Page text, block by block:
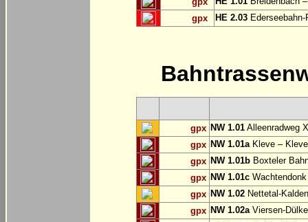
gpx
HE 2.03
gpx NW 1.01 Alleenradweg
gpx NW 1.01aKleve –
gpx NW 1.01b Boxteler
gpx NW 1.01c Wachtendonk
gpx NW 1.02 Nettetal-
gpx NW 1.02aViersen-